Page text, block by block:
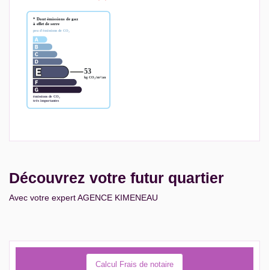
Découvrez votre futur quartier
Avec votre expert AGENCE KIMENEAU
Calcul Frais de notaire